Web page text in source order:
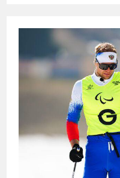
МЕДАЛЬ
НА
ИГРАХ,